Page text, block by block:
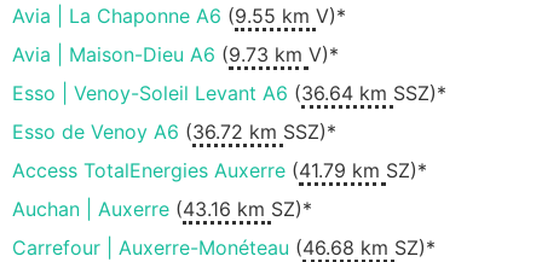
Avia | La Chaponne A6 (9.55 km V)*
Avia | Maison-Dieu A6 (9.73 km V)*
Esso | Venoy-Soleil Levant A6 (36.64 km SSZ)*
Esso de Venoy A6 (36.72 km SSZ)*
Access TotalEnergies Auxerre (41.79 km SZ)*
Auchan | Auxerre (43.16 km SZ)*
Carrefour | Auxerre-Monéteau (46.68 km SZ)*